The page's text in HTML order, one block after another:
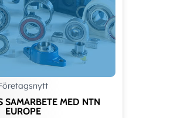
SAMARBETE MED NTN
EUROPE